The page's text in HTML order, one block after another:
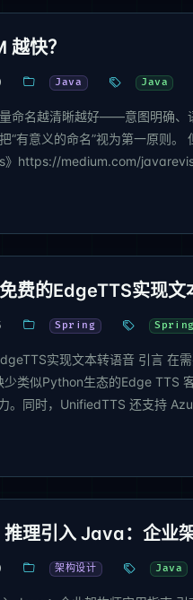
越快？
Java Java
命名越清晰越好——意图明确、
“有意义的命名”视为第一原则
》https://medium.com/
费的EdgeTTS实现文
Spring
实现文本转语音 引言 在
类似Python生态的Edge TTS
。同时，UnifiedTTS 还支持
理引入 Java：企业
架构设计 Java